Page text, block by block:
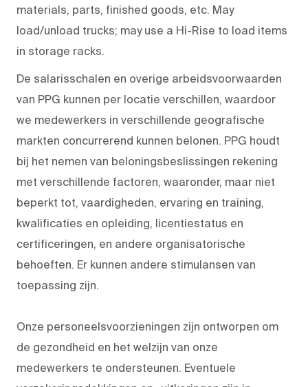
materials, parts, finished goods, etc. May
load/unload trucks; may use a Hi-Rise to load items
in storage racks.
De salarisschalen en overige arbeidsvoorwaarden
van PPG kunnen per locatie verschillen, waardoor
we medewerkers in verschillende geografische
markten concurrerend kunnen belonen. PPG houdt
bij het nemen van beloningsbeslissingen rekening
met verschillende factoren, waaronder, maar niet
beperkt tot, vaardigheden, ervaring en training,
kwalificaties en opleiding, licentiestatus en
certificeringen, en andere organisatorische
behoeften. Er kunnen andere stimulansen van
toepassing zijn.
Onze personeelsvoorzieningen zijn ontworpen om
de gezondheid en het welzijn van onze
medewerkers te ondersteunen. Eventuele